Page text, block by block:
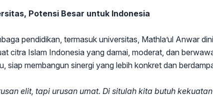
Potensi Besar untuk Indonesia
pendidikan, termasuk universitas, Mathla’ul Anwar
citra Islam Indonesia yang damai, moderat, dan
siap membangun sinergi yang lebih konkret dan
elit, tapi urusan umat. Di situlah kita butuh